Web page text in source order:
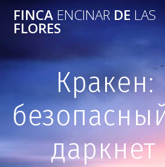
FINCA ENCINARDELAS
FLORES
даркнет